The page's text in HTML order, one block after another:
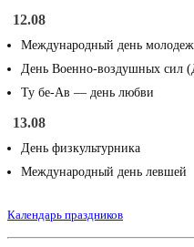
12.08
Международный день
День Военно-воздушных сил
Ту бе-Ав — день любви
13.08
День физкультурника
Международный день левшей
Календарь праздников